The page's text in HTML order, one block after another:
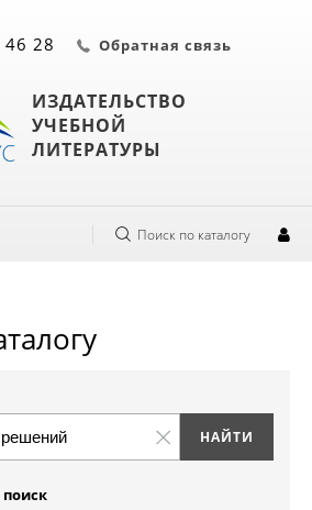
ИЗДАТЕЛЬСТВО
УЧЕБНОЙ
ЛИТЕРАТУРЫ
28 Обратная связь
Поиск по каталогу